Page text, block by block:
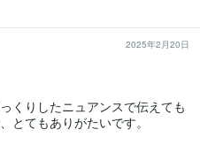
2025年2月20日
くりしたニュアンスで伝えても
とてもありがたいです。